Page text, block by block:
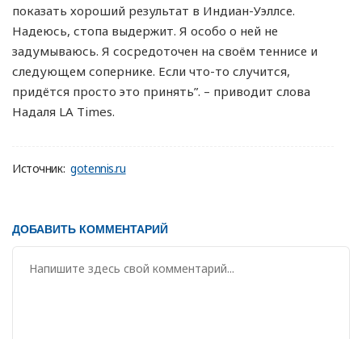
показать хороший результат в Индиан-Уэллсе.
Надеюсь, стопа выдержит. Я особо о ней не
задумываюсь. Я сосредоточен на своём теннисе и
следующем сопернике. Если что-то случится,
придётся просто это принять”. – приводит слова
Надаля LA Times.
Источник: gotennis.ru
ДОБАВИТЬ КОММЕНТАРИЙ